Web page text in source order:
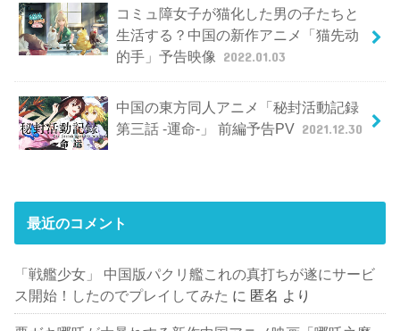
コミュ障女子が猫化した男の子たちと
生活する？中国の新作アニメ「猫先动
的手」予告映像
2022.01.03
中国の東方同人アニメ「秘封活動記録
第三話 -運命-」 前編予告PV 2021.12.30
最近のコメント
「戦艦少女」 中国版パクリ艦これの真打ちが遂にサービ
ス開始！したのでプレイしてみた に 匿名 より